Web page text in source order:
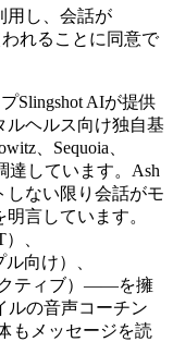
用し、会話が
れることに同意で
Slingshot AIが提供
ルヘルス向け独自基
、Sequoia、
達しています。Ash
しない限り会話がモ
言しています。
、
向け）、
クティブ）——を擁
ルの音声コーチン
もメッセージを読